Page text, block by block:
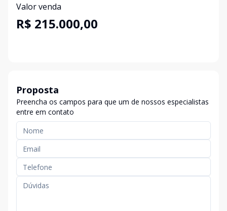
Valor venda
R$ 215.000,00
Proposta
Preencha os campos para que um de nossos especialistas
entre em contato